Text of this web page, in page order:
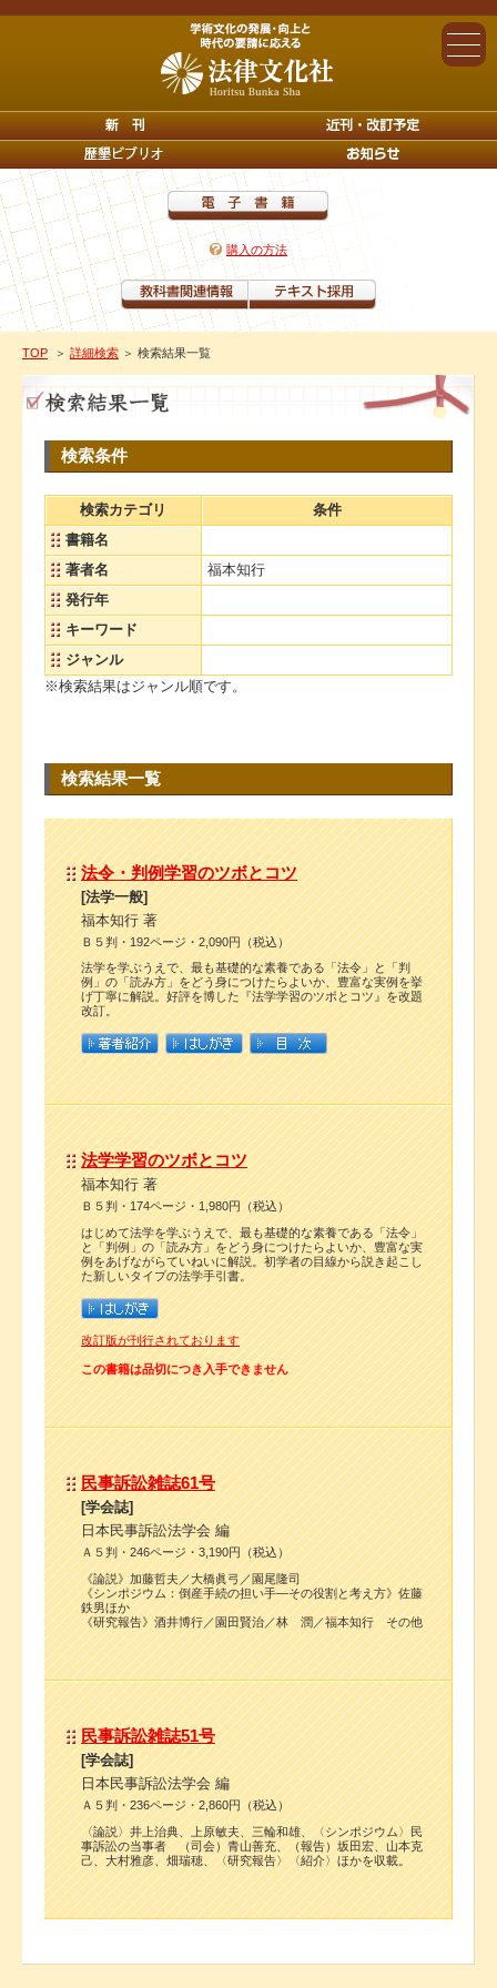
購入の方法
TOP ＞ 詳細検索 ＞ 検索結果一覧
検索条件
検索カテゴリ
条件
書籍名
著者名
福本知行
発行年
キーワード
ジャンル
※検索結果はジャンル順です。
検索結果一覧
法令・判例学習のツボとコツ
[法学一般]
福本知行 著
Ｂ５判・192ページ・2,090円（税込）
法学を学ぶうえで、最も基礎的な素養である「法令」と「判
例」の「読み方」をどう身につけたらよいか、豊富な実例を挙
げ丁寧に解説。好評を博した『法学学習のツボとコツ』を改題
改訂。
法学学習のツボとコツ
福本知行 著
Ｂ５判・174ページ・1,980円（税込）
はじめて法学を学ぶうえで、最も基礎的な素養である「法令」
と「判例」の「読み方」をどう身につけたらよいか、豊富な実
例をあげながらていねいに解説。初学者の目線から説き起こし
た新しいタイプの法学手引書。
改訂版が刊行されております
この書籍は品切につき入手できません
民事訴訟雑誌61号
[学会誌]
日本民事訴訟法学会 編
Ａ５判・246ページ・3,190円（税込）
《論説》加藤哲夫／大橋眞弓／園尾隆司
《シンポジウム：倒産手続の担い手―その役割と考え方》佐藤
鉄男ほか
《研究報告》酒井博行／園田賢治／林 潤／福本知行 その他
民事訴訟雑誌51号
[学会誌]
日本民事訴訟法学会 編
Ａ５判・236ページ・2,860円（税込）
〈論説〉井上治典、上原敏夫、三輪和雄、〈シンポジウム〉民
事訴訟の当事者 （司会）青山善充、（報告）坂田宏、山本克
己、大村雅彦、畑瑞穂、〈研究報告〉〈紹介〉ほかを収載。